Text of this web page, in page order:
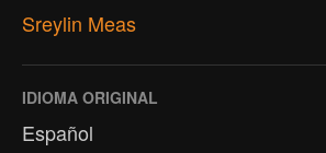
Sreylin Meas
IDIOMA ORIGINAL
Español